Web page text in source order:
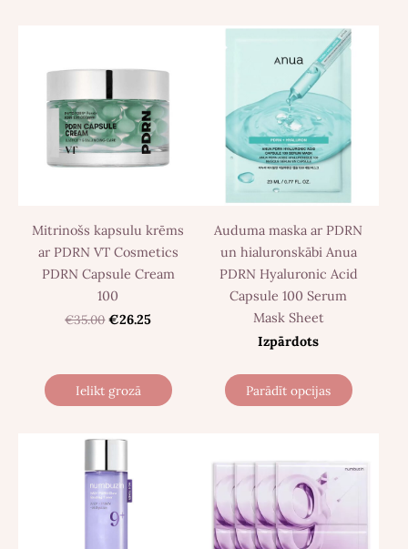
Mitrinošs kapsulu krēms
ar PDRN VT Cosmetics
PDRN Capsule Cream
100
€35.00 €26.25
Ielikt grozā
Auduma maska ar PDRN
un hialuronskābi Anua
PDRN Hyaluronic Acid
Capsule 100 Serum
Mask Sheet
Izpārdots
Parādīt opcijas